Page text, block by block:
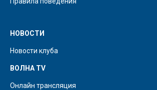
НОВОСТИ
Новости клуба
ВОЛНА TV
Онлайн трансляция